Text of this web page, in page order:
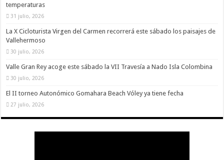
temperaturas
31 julio, 2026
La X Cicloturista Virgen del Carmen recorrerá este sábado los paisajes de
Vallehermoso
30 julio, 2026
Valle Gran Rey acoge este sábado la VII Travesía a Nado Isla Colombina
30 julio, 2026
El II torneo Autonómico Gomahara Beach Vóley ya tiene fecha
27 julio, 2026